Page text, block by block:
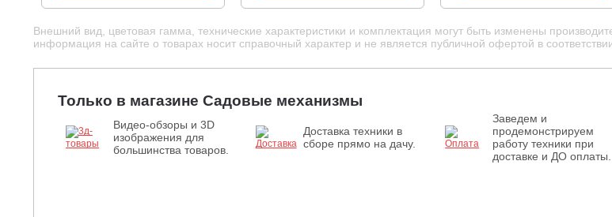
Внешний вид, цветовая гамма, технические характеристики и комплектация могут быть изменены
информация на сайте о товарах носит справочный характер и не является публичной офертой в
Только в магазине Садовые механизмы
Видео-обзоры и 3D
изображения для
большинства товаров.
Доставка техники в
сборе прямо на дачу.
Заведем и
продемонстрируем
работу техники при
доставке и ДО оплаты.